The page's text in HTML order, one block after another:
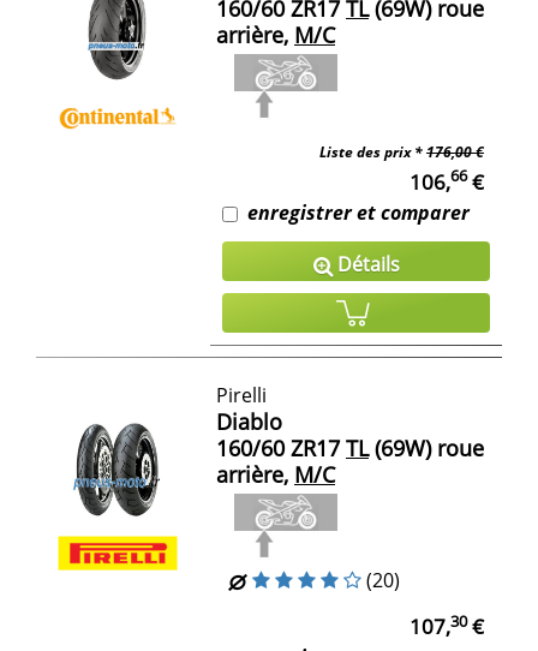
160/60 ZR17 TL(69W) roue
arrière, M/C
Liste des prix *176,00 €
106,66€
enregistrer et comparer
Détails
Pirelli
Diablo
160/60 ZR17 TL(69W) roue
arrière, M/C
(20)
107,30€